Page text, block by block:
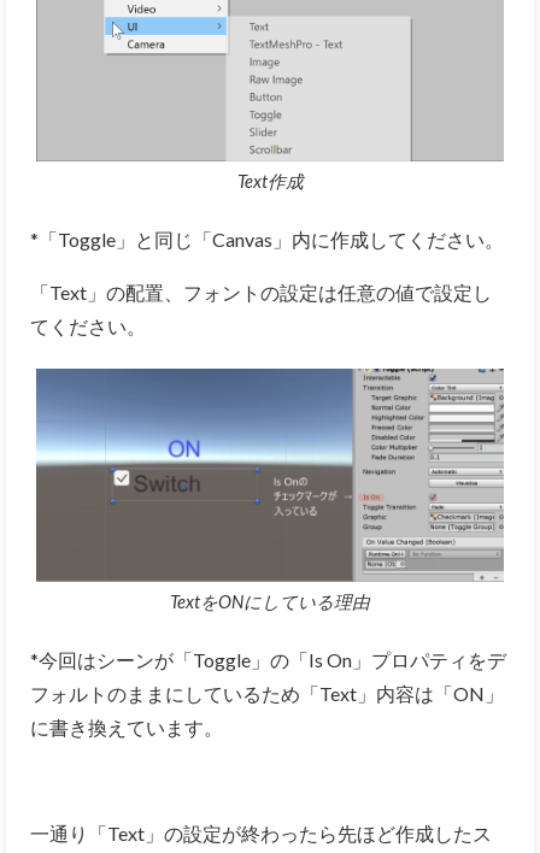
Text作成
*「Toggle」と同じ「Canvas」内に作成してください。
「Text」の配置、フォントの設定は任意の値で設定し
てください。
TextをONにしている理由
*今回はシーンが「Toggle」の「Is On」プロパティをデ
フォルトのままにしているため「Text」内容は「ON」
に書き換えています。
一通り「Text」の設定が終わったら先ほど作成したス